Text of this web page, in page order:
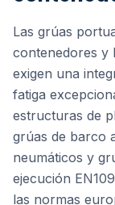
Las grúas
contenedores y
exigen una
fatiga
estructuras de
grúas de barco
neumáticos y
ejecución
las normas